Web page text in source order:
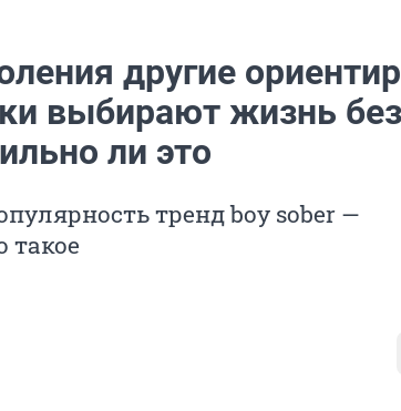
другие
выбирают жизнь без
ли это
тренд boy sober —
такое